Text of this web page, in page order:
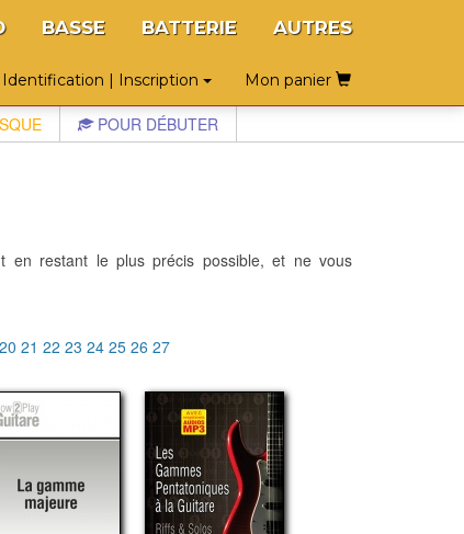
BASSE BATTERIE AUTRES
Identification | Inscription Mon panier
POUR DÉBUTER
en restant le plus précis possible, et ne vous
20 21 22 23 24 25 26 27